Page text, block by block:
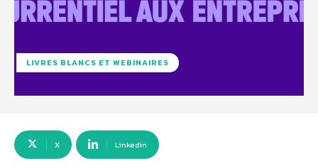
LIVRES BLANCS ET WEBINAIRES
X Linkedin